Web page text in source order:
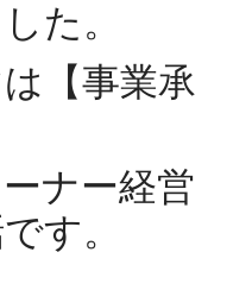
た。
【事業承
ナー経営
す。